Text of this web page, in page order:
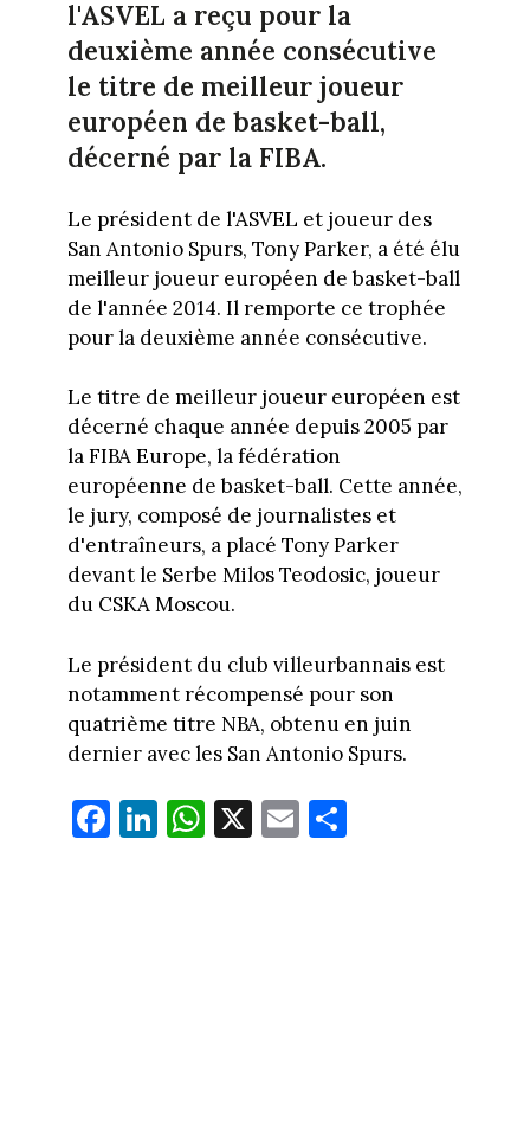
l'ASVEL a reçu pour la
deuxième année consécutive
le titre de meilleur joueur
européen de basket-ball,
décerné par la FIBA.
Le président de l'ASVEL et joueur des
San Antonio Spurs, Tony Parker, a été élu
meilleur joueur européen de basket-ball
de l'année 2014. Il remporte ce trophée
pour la deuxième année consécutive.
Le titre de meilleur joueur européen est
décerné chaque année depuis 2005 par
la FIBA Europe, la fédération
européenne de basket-ball. Cette année,
le jury, composé de journalistes et
d'entraîneurs, a placé Tony Parker
devant le Serbe Milos Teodosic, joueur
du CSKA Moscou.
Le président du club villeurbannais est
notamment récompensé pour son
quatrième titre NBA, obtenu en juin
dernier avec les San Antonio Spurs.
Fa
ce
Li
nk
W
ha
X E
m
Pa